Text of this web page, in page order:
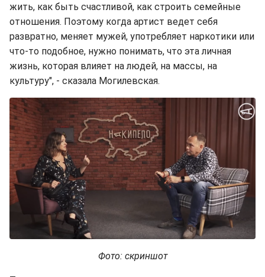
жить, как быть счастливой, как строить семейные
отношения. Поэтому когда артист ведет себя
развратно, меняет мужей, употребляет наркотики или
что-то подобное, нужно понимать, что эта личная
жизнь, которая влияет на людей, на массы, на
культуру", - сказала Могилевская.
Фото: скриншот